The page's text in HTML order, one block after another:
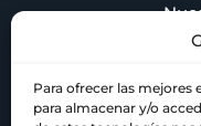
Para ofrecer las
para almacenar y/o